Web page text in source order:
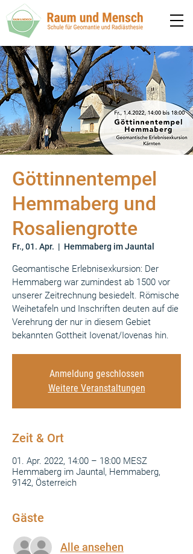
Göttinnentempel
Hemmaberg und
Rosaliengrotte
Fr., 01. Apr.
  |
Hemmaberg im Jauntal
Geomantische Erlebnisexkursion: Der
Hemmaberg war zumindest ab 1500 vor
unserer Zeitrechnung besiedelt. Römische
Weihetafeln und Inschriften deuten auf die
Verehrung der nur in diesem Gebiet
bekannten Gottheit Iovenat/Iovenas hin.
Anmeldung geschlossen
Weitere Veranstaltungen
Zeit & Ort
01. Apr. 2022, 14:00 – 18:00 MESZ
Hemmaberg im Jauntal, Hemmaberg,
9142, Österreich
Gäste
Alle ansehen